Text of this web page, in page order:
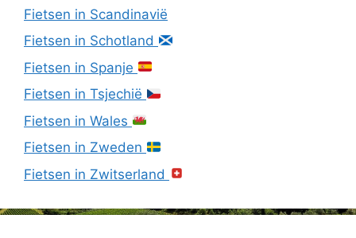
Fietsen in Scandinavië
Fietsen in Schotland
Fietsen in Spanje
Fietsen in Tsjechië
Fietsen in Wales
Fietsen in Zweden
Fietsen in Zwitserland